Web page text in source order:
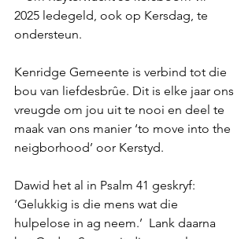
2025 ledegeld, ook op Kersdag, te
ondersteun.
Kenridge Gemeente is verbind tot die
bou van liefdesbrûe. Dit is elke jaar ons
vreugde om jou uit te nooi en deel te
maak van ons manier ‘to move into the
neigborhood’ oor Kerstyd.
Dawid het al in Psalm 41 geskryf:
‘Gelukkig is die mens wat die
hulpelose in ag neem.’  Lank daarna